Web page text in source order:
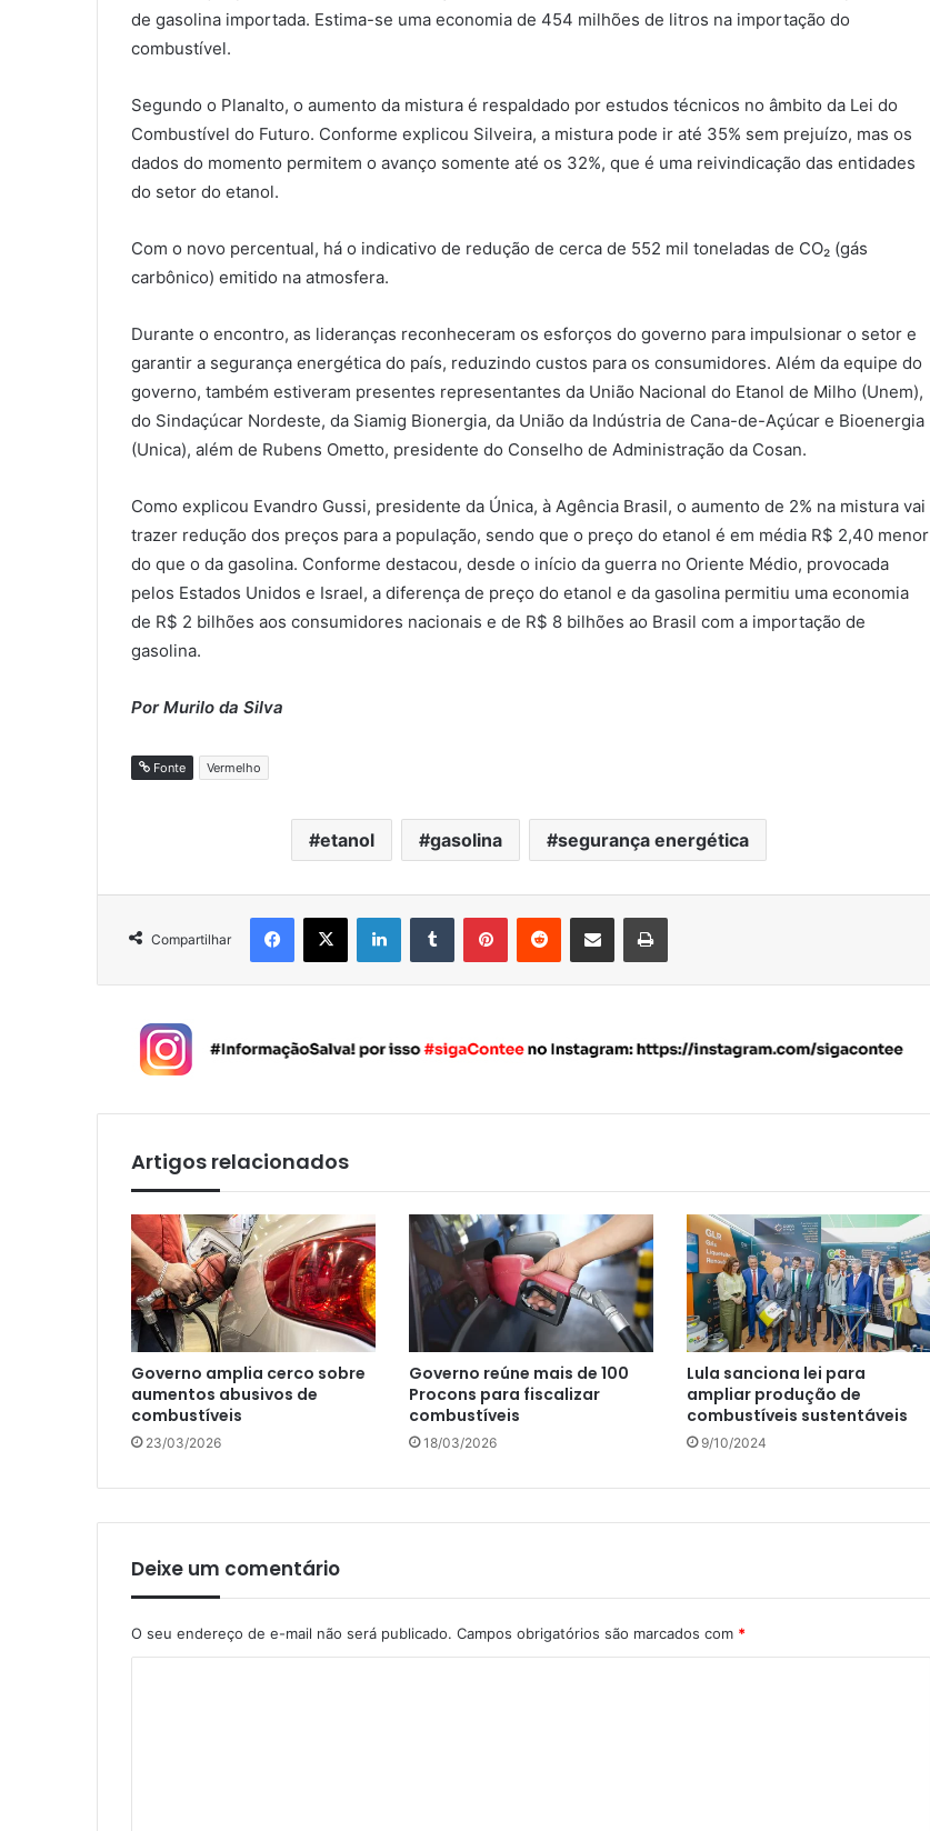
de gasolina importada. Estima-se uma economia de 454 milhões de litros na importação do
combustível.
Segundo o Planalto, o aumento da mistura é respaldado por estudos técnicos no âmbito da Lei do
Combustível do Futuro. Conforme explicou Silveira, a mistura pode ir até 35% sem prejuízo, mas os
dados do momento permitem o avanço somente até os 32%, que é uma reivindicação das entidades
do setor do etanol.
Com o novo percentual, há o indicativo de redução de cerca de 552 mil toneladas de CO₂ (gás
carbônico) emitido na atmosfera.
Durante o encontro, as lideranças reconheceram os esforços do governo para impulsionar o setor e
garantir a segurança energética do país, reduzindo custos para os consumidores. Além da equipe do
governo, também estiveram presentes representantes da União Nacional do Etanol de Milho (Unem),
do Sindaçúcar Nordeste, da Siamig Bionergia, da União da Indústria de Cana-de-Açúcar e Bioenergia
(Unica), além de Rubens Ometto, presidente do Conselho de Administração da Cosan.
Como explicou Evandro Gussi, presidente da Única, à Agência Brasil, o aumento de 2% na mistura vai
trazer redução dos preços para a população, sendo que o preço do etanol é em média R$ 2,40 menor
do que o da gasolina. Conforme destacou, desde o início da guerra no Oriente Médio, provocada
pelos Estados Unidos e Israel, a diferença de preço do etanol e da gasolina permitiu uma economia
de R$ 2 bilhões aos consumidores nacionais e de R$ 8 bilhões ao Brasil com a importação de
gasolina.
Por Murilo da Silva
Fonte Vermelho
etanol gasolina segurança energética
Compartilhar
Artigos relacionados
Governo amplia cerco sobre
aumentos abusivos de
combustíveis
23/03/2026
Governo reúne mais de 100
Procons para fiscalizar
combustíveis
18/03/2026
Lula sanciona lei para
ampliar produção de
combustíveis sustentáveis
9/10/2024
Deixe um comentário
O seu endereço de e-mail não será publicado. Campos obrigatórios são marcados com *